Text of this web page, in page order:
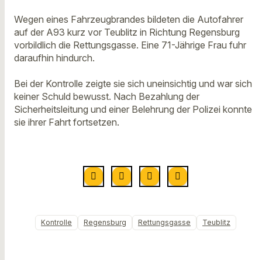
Wegen eines Fahrzeugbrandes bildeten die Autofahrer
auf der A93 kurz vor Teublitz in Richtung Regensburg
vorbildlich die Rettungsgasse. Eine 71-Jährige Frau fuhr
daraufhin hindurch.
Bei der Kontrolle zeigte sie sich uneinsichtig und war sich
keiner Schuld bewusst. Nach Bezahlung der
Sicherheitsleitung und einer Belehrung der Polizei konnte
sie ihrer Fahrt fortsetzen.
Kontrolle Regensburg Rettungsgasse Teublitz